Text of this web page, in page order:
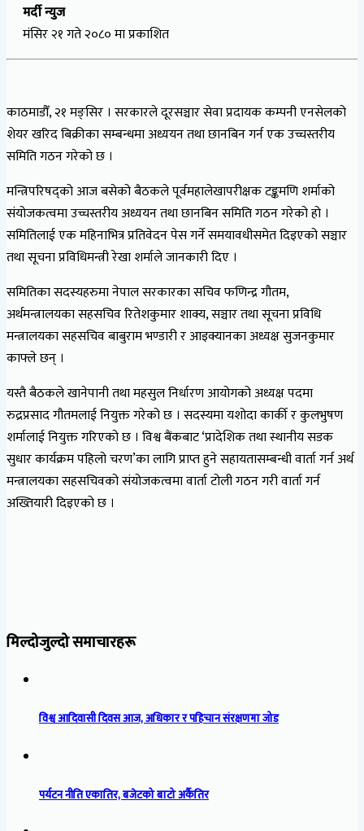
मर्दी न्युज
मंसिर २१ गते २०८० मा प्रकाशित
काठमाडौँ, २१ मङ्सिर । सरकारले दूरसञ्चार सेवा प्रदायक कम्पनी एनसेलको
शेयर खरिद बिक्रीका सम्बन्धमा अध्ययन तथा छानबिन गर्न एक उच्चस्तरीय
समिति गठन गरेको छ ।
मन्त्रिपरिषद्को आज बसेको बैठकले पूर्वमहालेखापरीक्षक टङ्कमणि शर्माको
संयोजकत्वमा उच्चस्तरीय अध्ययन तथा छानबिन समिति गठन गरेको हो ।
समितिलाई एक महिनाभित्र प्रतिवेदन पेस गर्ने समयावधीसमेत दिइएको सञ्चार
तथा सूचना प्रविधिमन्त्री रेखा शर्माले जानकारी दिए ।
समितिका सदस्यहरुमा नेपाल सरकारका सचिव फणिन्द्र गौतम,
अर्थमन्त्रालयका सहसचिव रितेशकुमार शाक्य, सञ्चार तथा सूचना प्रविधि
मन्त्रालयका सहसचिव बाबुराम भण्डारी र आइक्यानका अध्यक्ष सुजनकुमार
काफ्ले छन् ।
यस्तै बैठकले खानेपानी तथा महसुल निर्धारण आयोगको अध्यक्ष पदमा
रुद्रप्रसाद गौतमलाई नियुक्त गरेको छ । सदस्यमा यशोदा कार्की र कुलभुषण
शर्मालाई नियुक्त गरिएको छ । विश्व बैंकबाट ‘प्रादेशिक तथा स्थानीय सडक
सुधार कार्यक्रम पहिलो चरण’का लागि प्राप्त हुने सहायतासम्बन्धी वार्ता गर्न अर्थ
मन्त्रालयका सहसचिवको संयोजकत्वमा वार्ता टोली गठन गरी वार्ता गर्न
अख्तियारी दिइएको छ ।
मिल्दोजुल्दो समाचारहरू
विश्व आदिवासी दिवस आज, अधिकार र पहिचान संरक्षणमा जोड
पर्यटन नीति एकातिर, बजेटको बाटो अर्कैतिर